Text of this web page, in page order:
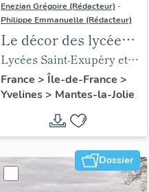
Enezian Grégoire (Rédacteur) -
Philippe Emmanuelle (Rédacteur)
Le décor des lycées
de Mantes
Lycées Saint-Exupéry et
Jean Rostand
France > Île-de-France >
Yvelines> Mantes-la-Jolie
Dossier